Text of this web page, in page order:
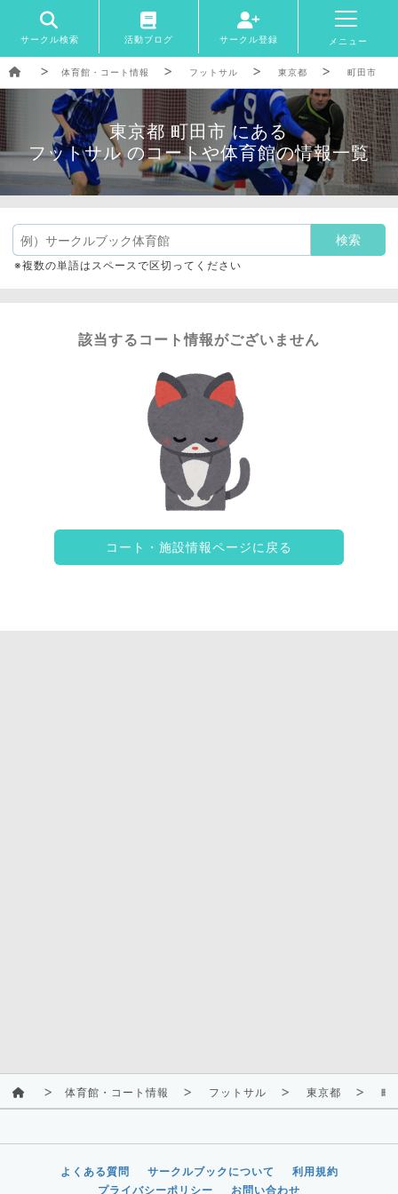
サークル検索 活動ブログ サークル登録 メニュー
体育館・コート情報 フットサル 東京都 町田市
東京都 町田市 にある
フットサル のコートや体育館の情報一覧
※複数の単語はスペースで区切ってください
該当するコート情報がございません
コート・施設情報ページに戻る
体育館・コート情報 フットサル 東京都 町
よくある質問 サークルブックについて
利用規約
プライバシーポリシー
お問い合わせ